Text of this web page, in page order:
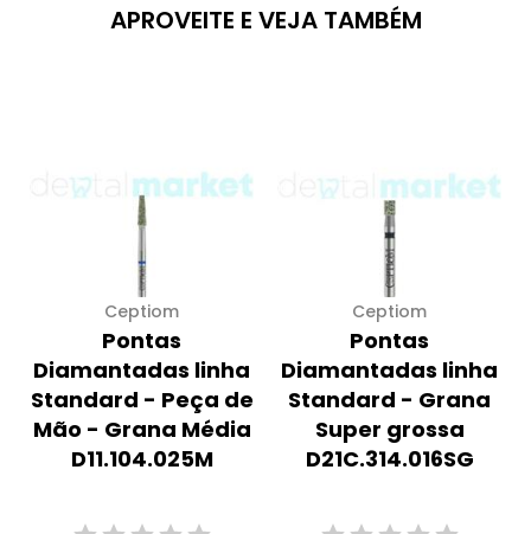
APROVEITE E VEJA TAMBÉM
Ceptiom
Pontas
Diamantadas linha
Standard - Peça de
Mão - Grana Média
D11.104.025M
Ceptiom
Pontas
Diamantadas linha
Standard - Grana
Super grossa
D21C.314.016SG